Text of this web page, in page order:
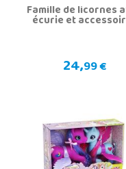
Famille de licornes
écurie et
24,99 €